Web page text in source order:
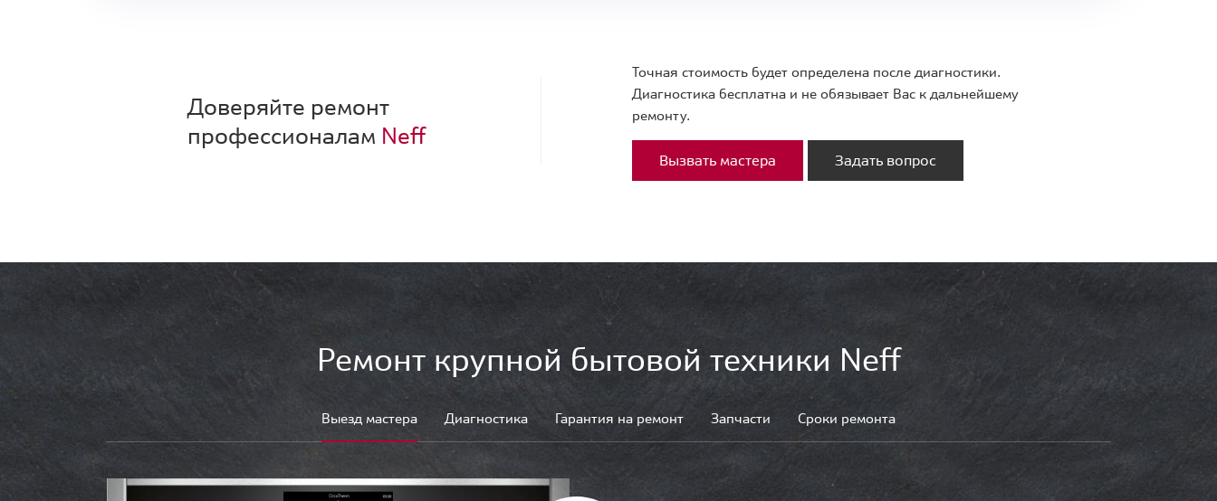
Доверяйте ремонт
профессионалам Neff
Точная стоимость будет определена после диагностики.
Диагностика бесплатна и не обязывает Вас к дальнейшему
ремонту.
Вызвать мастера Задать вопрос
Ремонт крупной бытовой техники Neff
Выезд мастера Диагностика Гарантия на ремонт Запчасти Сроки ремонта